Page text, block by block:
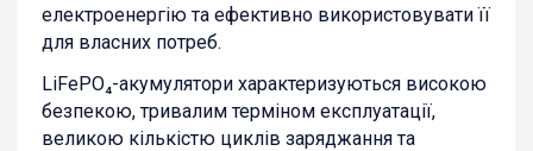
електроенергію та ефективно використовувати її
для власних потреб.
LiFePO₄-акумулятори характеризуються високою
безпекою, тривалим терміном експлуатації,
великою кількістю циклів заряджання та